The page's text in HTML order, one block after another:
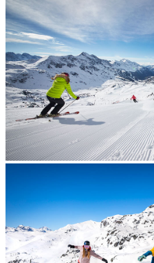
Tauern Safari
– snježna
godina naviše koja znaju
(besplatno)